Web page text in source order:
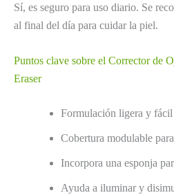
Sí, es seguro para uso diario. Se
al final del día para cuidar la piel.
Puntos clave sobre el Corrector de
Eraser
Formulación ligera y fácil
Cobertura modulable
Incorpora una esponja
Ayuda a iluminar y